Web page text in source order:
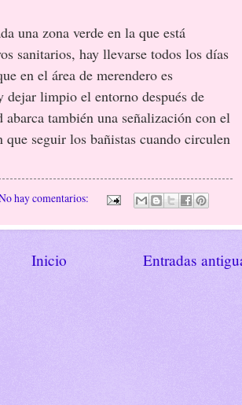
una zona verde en la que está
sanitarios, hay llevarse todos los días
en el área de merendero es
limpio el entorno después de
también una señalización con el
seguir los bañistas cuando circulen
hay comentarios:
Entradas
Inicio